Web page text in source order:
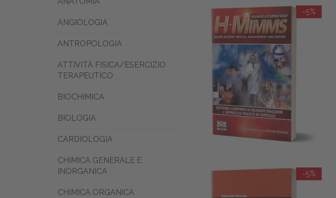
-5%
-5%
ANGIOLOGIA
ANTROPOLOGIA
ATTIVITÀ FISICA/ESERCIZIO
TERAPEUTICO
BIOCHIMICA
BIOLOGIA
CARDIOLOGIA
CHIMICA GENERALE E
INORGANICA
CHIMICA ORGANICA